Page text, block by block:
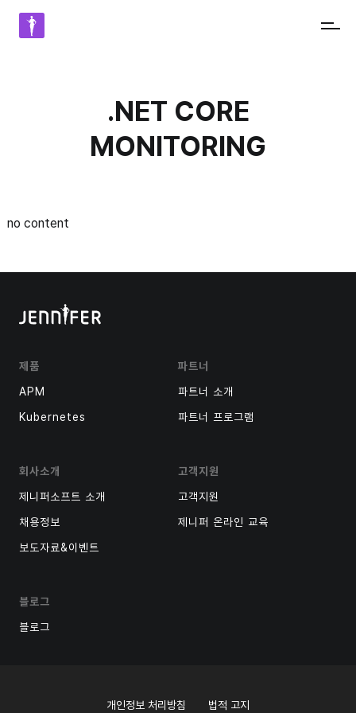
JENNIFERSOFT
태
그:
.NET CORE
MONITORING
no content
제품
APM
Kubernetes
파트너
파트너 소개
파트너 프로그램
회사소개
제니퍼소프트 소개
채용정보
보도자료&이벤트
고객지원
고객지원
제니퍼 온라인 교육
블로그
블로그
개인정보 처리방침 법적 고지